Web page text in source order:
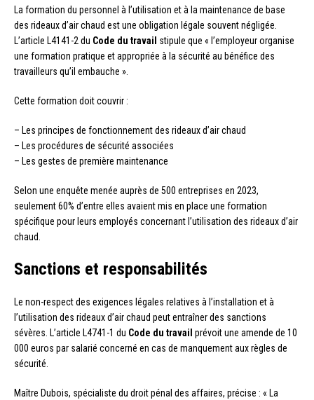
La formation du personnel à l’utilisation et à la maintenance de base
des rideaux d’air chaud est une obligation légale souvent négligée.
L’article L4141-2 du Code du travail stipule que « l’employeur organise
une formation pratique et appropriée à la sécurité au bénéfice des
travailleurs qu’il embauche ».
Cette formation doit couvrir :
– Les principes de fonctionnement des rideaux d’air chaud
– Les procédures de sécurité associées
– Les gestes de première maintenance
Selon une enquête menée auprès de 500 entreprises en 2023,
seulement 60% d’entre elles avaient mis en place une formation
spécifique pour leurs employés concernant l’utilisation des rideaux d’air
chaud.
Sanctions et responsabilités
Le non-respect des exigences légales relatives à l’installation et à
l’utilisation des rideaux d’air chaud peut entraîner des sanctions
sévères. L’article L4741-1 du Code du travail prévoit une amende de 10
000 euros par salarié concerné en cas de manquement aux règles de
sécurité.
Maître Dubois, spécialiste du droit pénal des affaires, précise : « La